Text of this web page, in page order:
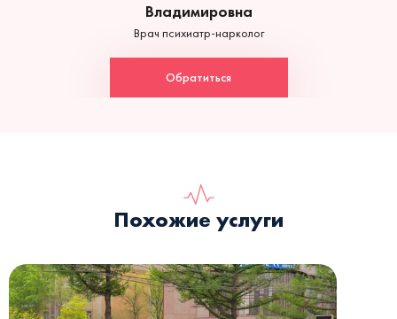
Владимировна
Врач психиатр-нарколог
Обратиться
Похожие услуги